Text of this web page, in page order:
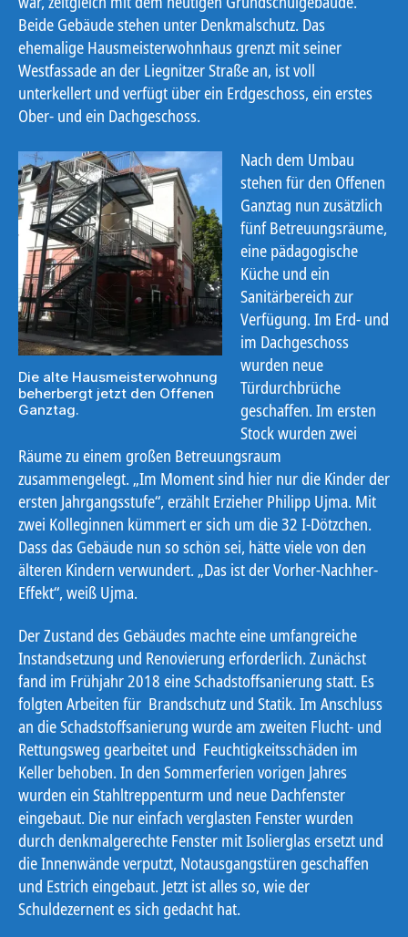
Beide Gebäude stehen unter Denkmalschutz. Das
ehemalige Hausmeisterwohnhaus grenzt mit seiner
Westfassade an der Liegnitzer Straße an, ist voll
unterkellert und verfügt über ein Erdgeschoss, ein erstes
Ober- und ein Dachgeschoss.
Die alte Hausmeisterwohnung
beherbergt jetzt den Offenen
Ganztag.
Nach dem Umbau
stehen für den Offenen
Ganztag nun zusätzlich
fünf Betreuungsräume,
eine pädagogische
Küche und ein
Sanitärbereich zur
Verfügung. Im Erd- und
im Dachgeschoss
wurden neue
Türdurchbrüche
geschaffen. Im ersten
Stock wurden zwei
Räume zu einem großen Betreuungsraum
zusammengelegt. „Im Moment sind hier nur die Kinder der
ersten Jahrgangsstufe“, erzählt Erzieher Philipp Ujma. Mit
zwei Kolleginnen kümmert er sich um die 32 I-Dötzchen.
Dass das Gebäude nun so schön sei, hätte viele von den
älteren Kindern verwundert. „Das ist der Vorher-Nachher-
Effekt“, weiß Ujma.
Der Zustand des Gebäudes machte eine umfangreiche
Instandsetzung und Renovierung erforderlich. Zunächst
fand im Frühjahr 2018 eine Schadstoffsanierung statt. Es
folgten Arbeiten für Brandschutz und Statik. Im Anschluss
an die Schadstoffsanierung wurde am zweiten Flucht- und
Rettungsweg gearbeitet und Feuchtigkeitsschäden im
Keller behoben. In den Sommerferien vorigen Jahres
wurden ein Stahltreppenturm und neue Dachfenster
eingebaut. Die nur einfach verglasten Fenster wurden
durch denkmalgerechte Fenster mit Isolierglas ersetzt und
die Innenwände verputzt, Notausgangstüren geschaffen
und Estrich eingebaut. Jetzt ist alles so, wie der
Schuldezernent es sich gedacht hat.